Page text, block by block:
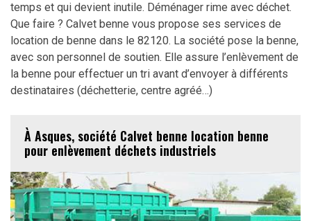
temps et qui devient inutile. Déménager rime avec déchet.
Que faire ? Calvet benne vous propose ses services de
location de benne dans le 82120. La société pose la benne,
avec son personnel de soutien. Elle assure l’enlèvement de
la benne pour effectuer un tri avant d’envoyer à différents
destinataires (déchetterie, centre agréé…)
À Asques, société Calvet benne location benne
pour enlèvement déchets industriels